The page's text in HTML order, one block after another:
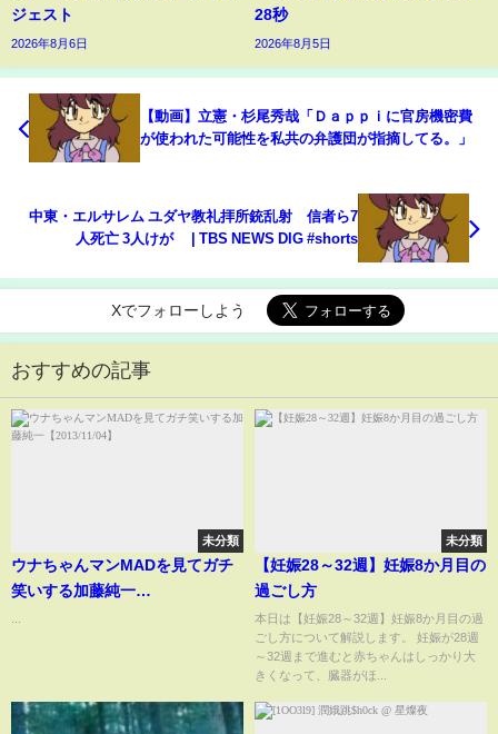
ジェスト
2026年8月6日
28秒
2026年8月5日
【動画】立憲・杉尾秀哉「Ｄａｐｐｉに官房機密費
が使われた可能性を私共の弁護団が指摘してる。」
中東・エルサレム ユダヤ教礼拝所銃乱射 信者ら7
人死亡 3人けが | TBS NEWS DIG #shorts
Xでフォローしよう
おすすめの記事
未分類
ウナちゃんマンMADを見てガチ
笑いする加藤純一
未分類
【妊娠28～32週】妊娠8か月目の
過ごし方
本日は【妊娠28～32週】妊娠8か月目の過
ごし方について解説します。 妊娠が28週
～32週まで進むと赤ちゃんはしっかり大
きくなって、臓器がほ...